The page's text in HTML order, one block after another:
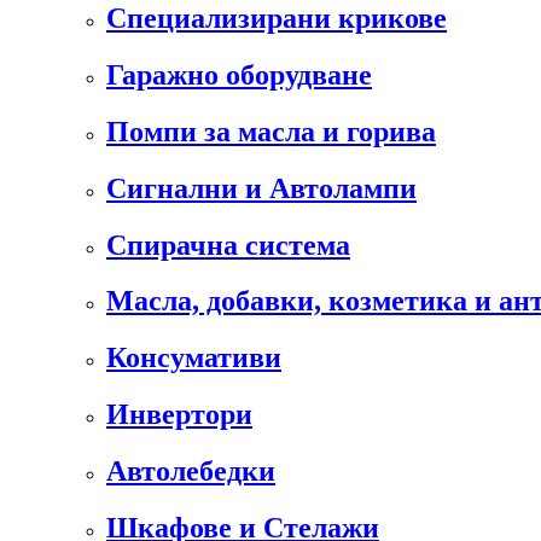
Специализирани крикове
Гаражно оборудване
Помпи за масла и горива
Сигнални и Автолампи
Спирачна система
Масла, добавки, козметика и
Консумативи
Инвертори
Автолебедки
Шкафове и Стелажи